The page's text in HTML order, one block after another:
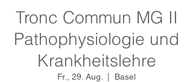
Tronc Commun MG II
Pathophysiologie und
Krankheitslehre
Fr., 29. Aug. Basel